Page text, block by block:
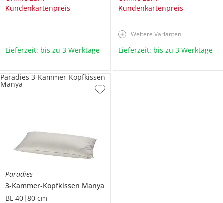
Kundenkartenpreis
Lieferzeit: bis zu 3 Werktage
Kundenkartenpreis
Weitere Varianten
Lieferzeit: bis zu 3 Werktage
Paradies
3-Kammer-Kopfkissen Manya
BL 40|80 cm
Paradies 3-Kammer-Kopfkissen
Manya